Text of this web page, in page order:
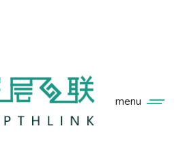
menu